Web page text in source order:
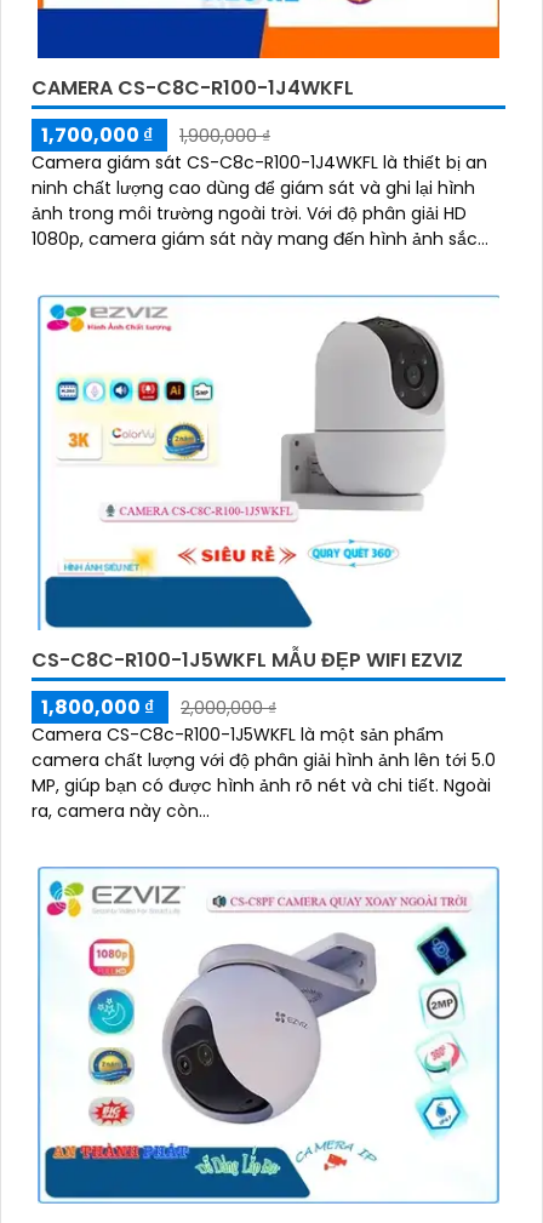
CAMERA CS-C8C-R100-1J4WKFL
1,700,000 ₫
1,900,000 ₫
Camera giám sát CS-C8c-R100-1J4WKFL là thiết bị an
ninh chất lượng cao dùng để giám sát và ghi lại hình
ảnh trong môi trường ngoài trời. Với độ phân giải HD
1080p, camera giám sát này mang đến hình ảnh sắc
CS-C8C-R100-1J5WKFL MẪU ĐẸP WIFI EZVIZ
1,800,000 ₫
2,000,000 ₫
Camera CS-C8c-R100-1J5WKFL là một sản phẩm
camera chất lượng với độ phân giải hình ảnh lên tới 5.0
MP, giúp bạn có được hình ảnh rõ nét và chi tiết. Ngoài
ra, camera này còn...